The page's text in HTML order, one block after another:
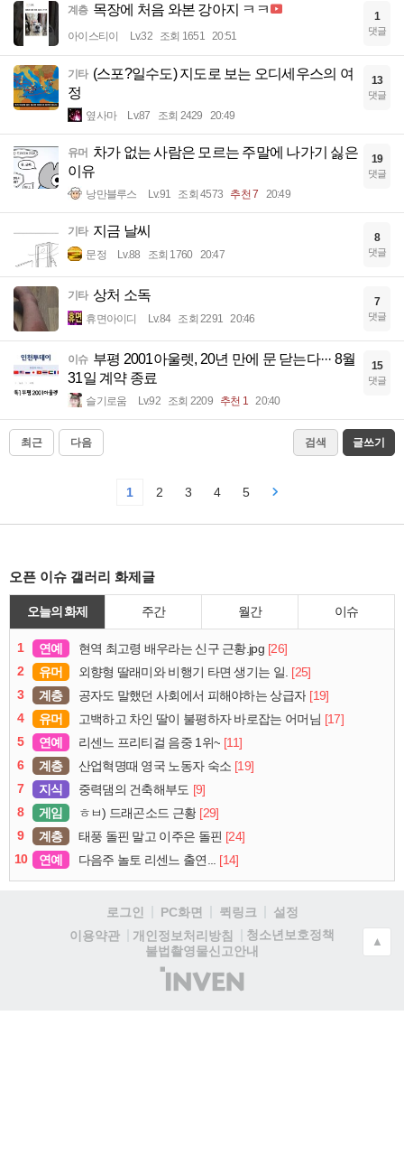
계층 목장에 처음 와본 강아지 ㅋㅋ
아이스티이 Lv.32 조회 1651 20:51
1
댓글
기타 (스포?일수도) 지도로 보는 오디세우스의 여
정
옆사마 Lv.87 조회 2429 20:49
13
댓글
유머 차가 없는 사람은 모르는 주말에 나가기 싫은
이유
낭만블루스 Lv.91 조회 4573 추천 7 20:49
19
댓글
기타 지금 날씨
문정 Lv.88 조회 1760 20:47
8
댓글
기타 상처 소독
휴면아이디 Lv.84 조회 2291 20:46
7
댓글
이슈 부평 2001아울렛, 20년 만에 문 닫는다··· 8월
31일 계약 종료
슬기로움 Lv.92 조회 2209 추천 1 20:40
15
댓글
최근 다음 검색 글쓰기
1 2 3 4 5
오픈 이슈 갤러리 화제글
오늘의 화제 주간 월간 이슈
1 연예 현역 최고령 배우라는 신구 근황.jpg [26]
2
유머 외향형 딸래미와 비행기 타면 생기는 일. [25]
3
계층 공자도 말했던 사회에서 피해야하는 상급자 [19]
4
유머 고백하고 차인 딸이 불평하자 바로잡는 어머님 [17]
5
연예 리센느 프리티걸 음중 1위~ [11]
6
계층 산업혁명때 영국 노동자 숙소 [19]
7
지식 중력댐의 건축해부도 [9]
8
게임 ㅎㅂ) 드래곤소드 근황 [29]
9
계층 태풍 돌핀 말고 이주은 돌핀 [24]
10
연예 다음주 놀토 리센느 출연... [14]
로그인 PC화면 퀵링크
설정
이용약관
개인정보처리방침
청소년보호정책
불법촬영물신고안내
(주)
인
▲